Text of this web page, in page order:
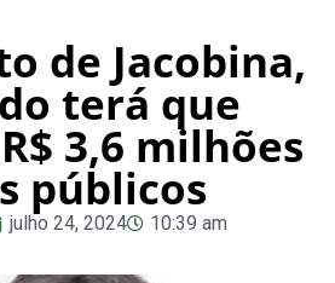
de Jacobina,
terá que
3,6 milhões
públicos
julho 24, 2024 10:39 am